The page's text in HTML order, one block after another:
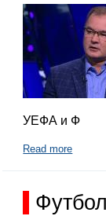
УЕФА и Ф
Read more